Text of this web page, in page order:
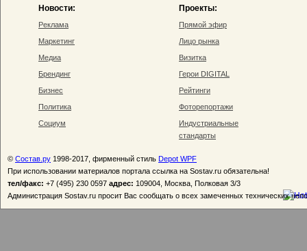
Новости:
Реклама
Маркетинг
Медиа
Брендинг
Бизнес
Политика
Социум
Проекты:
Прямой эфир
Лицо рынка
Визитка
Герои DIGITAL
Рейтинги
Фоторепортажи
Индустриальные
стандарты
© Состав.ру 1998-2017, фирменный стиль Depot WPF
При использовании материалов портала ссылка на Sostav.ru обязательна!
тел/факс: +7 (495) 230 0597 адрес: 109004, Москва, Полковая 3/3
Администрация Sostav.ru просит Вас сообщать о всех замеченных технических